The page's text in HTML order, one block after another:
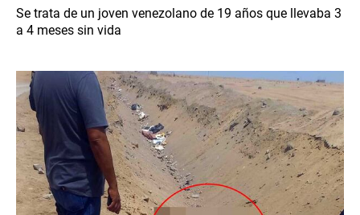
Se trata de un joven venezolano de 19 años que llevaba 3
a 4 meses sin vida